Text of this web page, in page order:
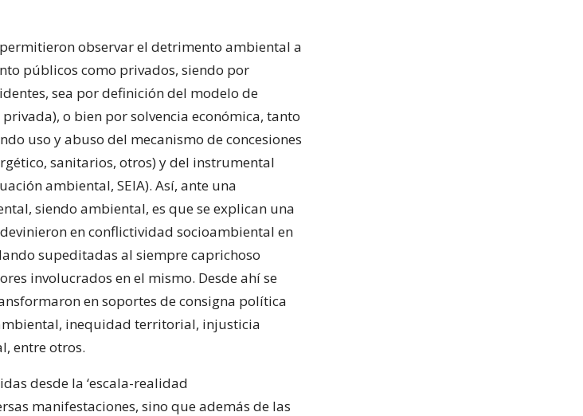
observar el detrimento ambiental a
públicos como privados, siendo por
sea por definición del modelo de
o bien por solvencia económica, tanto
uso y abuso del mecanismo de concesiones
sanitarios, otros) y del instrumental
ambiental, SEIA). Así, ante una
siendo ambiental, es que se explican una
en conflictividad socioambiental en
supeditadas al siempre caprichoso
involucrados en el mismo. Desde ahí se
en soportes de consigna política
inequidad territorial, injusticia
entre otros.
desde la ‘escala-realidad
manifestaciones, sino que además de las